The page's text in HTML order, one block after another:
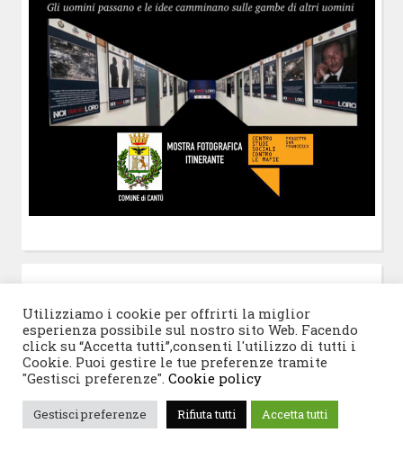
© 2026 Progetto San Francesco |Tema WordPress:
Blogghiamodi CrestaProject.
Utilizziamo i cookie per offrirti la miglior
esperienza possibile sul nostro sito Web. Facendo
click su “Accetta tutti”,consenti l'utilizzo di tutti i
Cookie. Puoi gestire le tue preferenze tramite
"Gestisci preferenze". Cookie policy
Gestisci preferenze Rifiuta tutti Accetta tutti